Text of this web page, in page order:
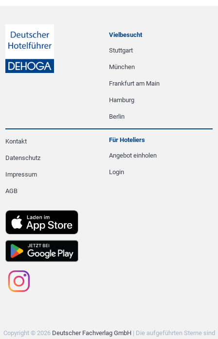
Vielbesucht
Stuttgart
München
Frankfurt am Main
Hamburg
Berlin
Kontakt
Datenschutz
Impressum
AGB
Für Hoteliers
Angebot einholen
Login
Copyright © 2026 Deutscher Fachverlag GmbH| Die aufgeführten Sterne sind